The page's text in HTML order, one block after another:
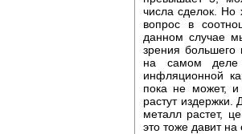
числа сделок. Но
вопрос в
данном случае
зрения большего
на самом
инфляционной
пока не может,
растут издержки.
металл растет,
это тоже давит на